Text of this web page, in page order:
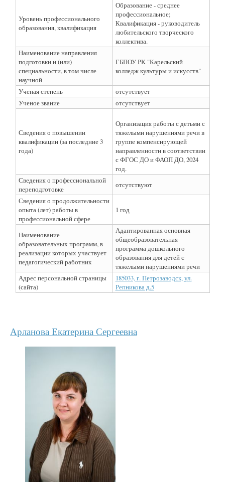
Уровень профессионального
образования, квалификация
Образование - среднее
профессиональное;
Квалификация - руководитель
любительского творческого
коллектива.
Наименование направления
подготовки и (или)
специальности, в том числе
научной
ГБПОУ РК "Карельский
колледж культуры и искусств"
Ученая степень
отсутствует
Ученое звание
отсутствует
Сведения о повышении
квалификации (за последние 3
года)
Организация работы с детьми с
тяжелыми нарушениями речи в
группе компенсирующей
направленности в соответствии
с ФГОС ДО и ФАОП ДО, 2024
год.
Сведения о профессиональной
переподготовке
отсутствуют
Сведения о продолжительности
опыта (лет) работы в
профессиональной сфере
1 год
Наименование
образовательных программ, в
реализации которых участвует
педагогический работник
Адаптированная основная
общеобразовательная
программа дошкольного
образования для детей с
тяжелыми нарушениями речи
Адрес персональной страницы
(сайта)
185033, г. Петрозаводск, ул.
Репникова д.5
Арланова Екатерина Сергеевна